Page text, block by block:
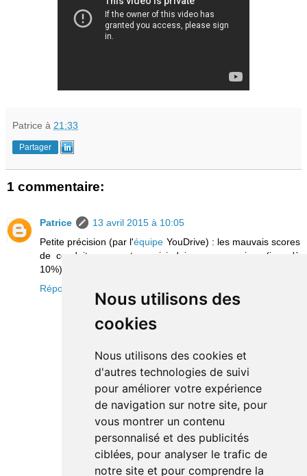
Nous utilisons des
cookies
Nous utilisons des cookies et
d'autres technologies de suivi
pour améliorer votre expérience
de navigation sur notre site, pour
vous montrer un contenu
personnalisé et des publicités
ciblées, pour analyser le trafic de
notre site et pour comprendre la
Patrice à 21:33
Partager
1 commentaire:
Patrice
13 avril 2015 à 10:05
Petite précision (par l'équipe YouDrive) : les mauvais scores
de conduite peuvent aussi induire une surprime (jusqu'à
10%).
Répondre